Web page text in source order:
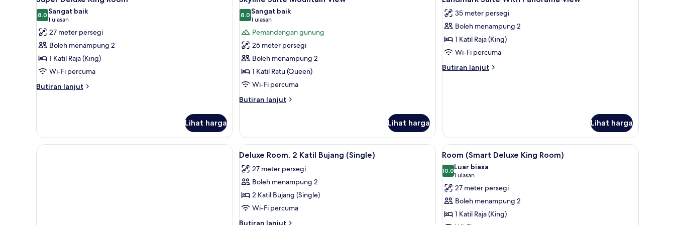
semua
foto
untuk
Super
Deluxe
King
Room
8.08.0 daripada 10
Sangat baik
1 ulasan
(1
ulasan)
27 meter persegi
Boleh menampung 2
1 Katil Raja (King)
Wi-Fi percuma
Butiran lanjut
Butiran
King
Room
Lihat harga
semua
foto
untuk
Skyline
Suite
Mountain
View
8.08.0 daripada 10
Sangat baik
1 ulasan
(1
ulasan)
Pemandangan gunung
26 meter persegi
Boleh menampung 2
1 Katil Ratu (Queen)
Wi-Fi percuma
Butiran lanjut
Butiran
Suite
Mountain
View
Lihat harga
semua
foto
untuk
Landmark
Suite
With
Panorama
35 meter persegi
Boleh menampung 2
1 Katil Raja (King)
Wi-Fi percuma
Butiran lanjut
Butiran
View
Lihat harga
Lihat
semua
foto
untuk
Deluxe
Room,
2
Deluxe Room, 2 Katil Bujang (Single) | Cadar kapas Mesir, peralatan tempat tidur premium, bar mini
11
Deluxe Room, 2 Katil Bujang (Single)
27 meter persegi
Boleh menampung 2
2 Katil Bujang (Single)
Wi-Fi percuma
Butiran lanjut
Butiran
Lihat
semua
foto
untuk
Room
(Smart
Deluxe
Room (Smart Deluxe King Room) | Cadar
12
Room (Smart Deluxe King Room)
10.010.0 daripada 10
Luar biasa
1 ulasan
(1
ulasan)
27 meter persegi
Boleh menampung 2
1 Katil Raja (King)